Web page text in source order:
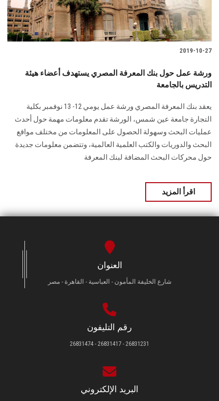
الطلاب
هيئة التدريس
الدراسات العليا
الموظفون
الزائـرون
2019-10-27
ورشة عمل حول بنك المعرفة المصري يستهدف أعضاء هيئة
التدريس بالجامعة
يعقد بنك المعرفة المصري ورشة عمل يومي 12- 13 نوفمبر بكلية
التجارة جامعة عين شمس، الورشة تقدم معلومات مهمة حول أحدث
عمليات البحث وسهولة الحصول على المعلومات من مختلف مواقع
البحث والدوريات والكتب العلمية العالمية، وتتضمن معلومات جديدة
حول محركات البحث المضافة لبنك المعرفة
اقرأ المزيد
العنوان
شارع الخليفة المأمون - العباسية - القاهرة - مصر
رقم التليفون
26831231 - 26831417 - 26831474
البريد الإلكتروني